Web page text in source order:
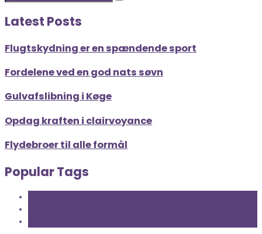
Latest Posts
Flugtskydning er en spændende sport
Fordelene ved en god nats søvn
Gulvafslibning i Køge
Opdag kraften i clairvoyance
Flydebroer til alle formål
Popular Tags